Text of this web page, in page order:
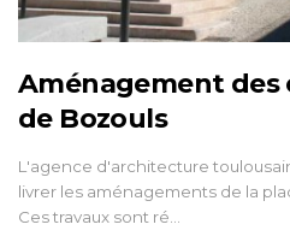
Aménagement des
de Bozouls
L'agence d'architecture
livrer les aménagements de la
Ces travaux sont ré…